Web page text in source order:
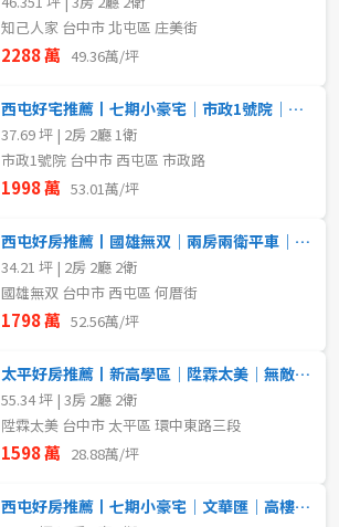
知己人家 台中市 北屯區 庄美街
2288 萬 49.36萬/坪
西屯好宅推薦丨七期小豪宅｜市政1號院｜大兩房平車｜帝王視野戶
37.69 坪 | 2房 2廳 1衛
市政1號院 台中市 西屯區 市政路
1998 萬 53.01萬/坪
西屯好房推薦丨國雄無双｜兩房兩衛平車｜高樓無限視野戶
34.21 坪 | 2房 2廳 2衛
國雄無双 台中市 西屯區 何厝街
1798 萬 52.56萬/坪
太平好房推薦丨新高學區｜陞霖太美｜無敵視野戶
55.34 坪 | 3房 2廳 2衛
陞霖太美 台中市 太平區 環中東路三段
1598 萬 28.88萬/坪
西屯好房推薦丨七期小豪宅｜文華匯｜高樓精裝兩房平車視野戶